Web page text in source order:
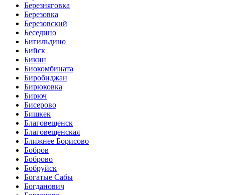
Березняговка
Березовка
Березовский
Беседино
Бигильдино
Бийск
Бикин
Биокомбината
Биробиджан
Бирюковка
Бирюч
Бисерово
Бишкек
Благовещенск
Благовещенская
Ближнее Борисово
Бобров
Боброво
Бобруйск
Богатые Сабы
Богданович